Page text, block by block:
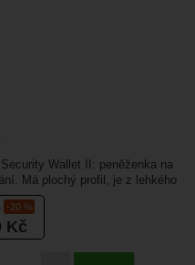
-20 %
Kč
Security Wallet II: peněženka na
Má plochý profil, je z lehkého
a výborně...